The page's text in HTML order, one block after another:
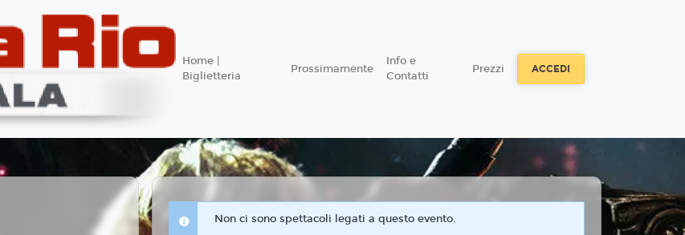
Home |
Biglietteria
Prossimamente
Info e
Contatti
Prezzi ACCEDI
Non ci sono spettacoli legati a questo evento.